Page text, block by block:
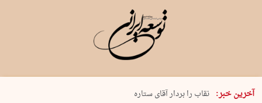
آخرین خبر:
پنجشنبه 15 مرداد 1405 شماره 2243
نقاب را بردار آقای ستاره